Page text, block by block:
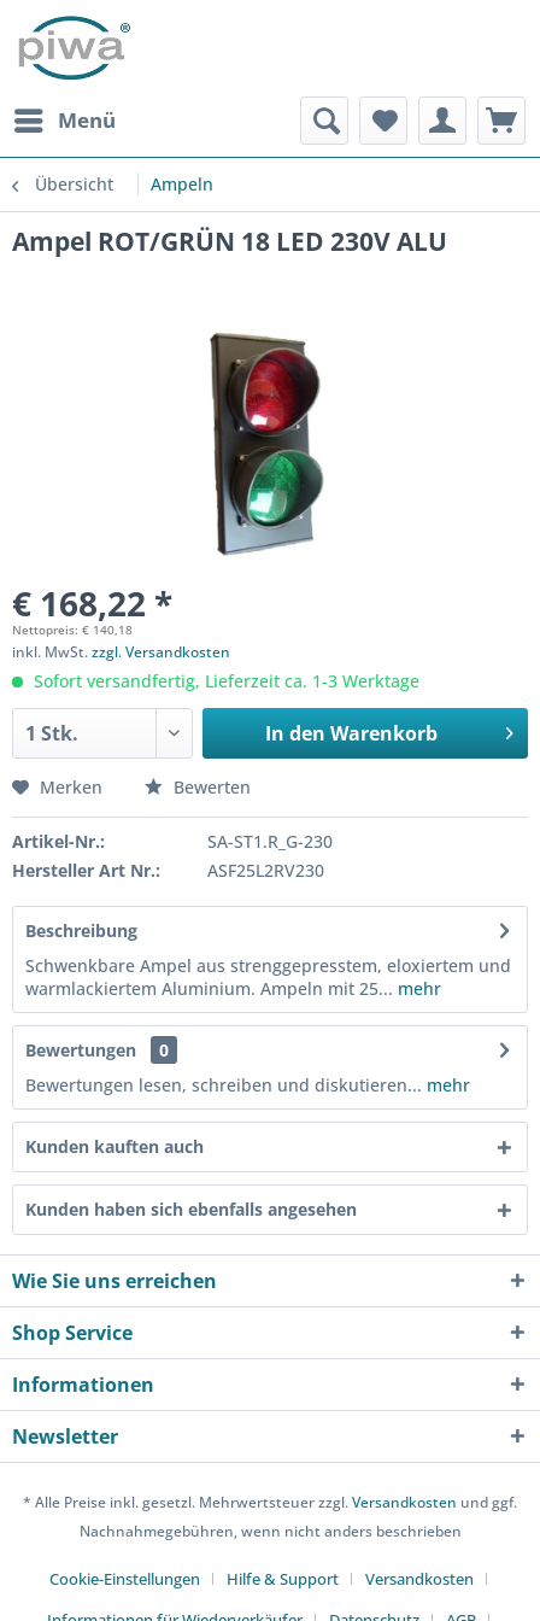
Menü
Übersicht Ampeln
Ampel ROT/GRÜN 18 LED 230V ALU
€ 168,22 *
Nettopreis: € 140,18
inkl. MwSt.zzgl. Versandkosten
Sofort versandfertig, Lieferzeit ca. 1-3 Werktage
In den Warenkorb
Merken Bewerten
Artikel-Nr.:
SA-ST1.R_G-230
Hersteller Art Nr.:
ASF25L2RV230
Beschreibung
Schwenkbare Ampel aus strenggepresstem, eloxiertem und
warmlackiertem Aluminium. Ampeln mit 25... mehr
Bewertungen
0
Bewertungen lesen, schreiben und diskutieren... mehr
Kunden kauften auch
Kunden haben sich ebenfalls angesehen
Wie Sie uns erreichen
Shop Service
Informationen
Newsletter
* Alle Preise inkl. gesetzl. Mehrwertsteuer zzgl.Versandkosten und ggf.
Nachnahmegebühren, wenn nicht anders beschrieben
Cookie-Einstellungen Hilfe & Support
Versandkosten